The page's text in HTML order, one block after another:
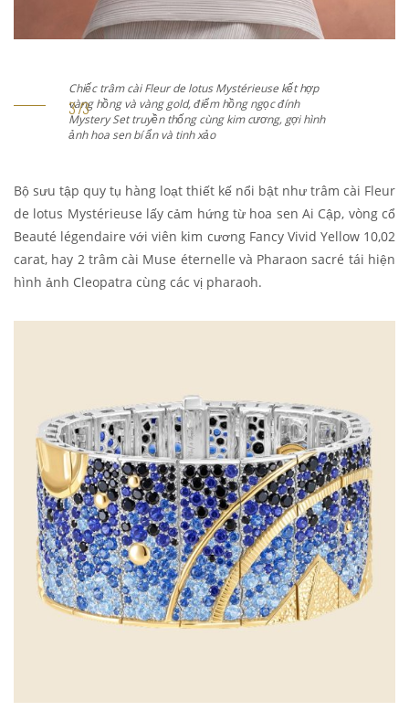
Chiếc trâm cài Fleur de lotus Mystérieuse kết hợp
vàng hồng và vàng gold, điểm hồng ngọc đính
Mystery Set truyền thống cùng kim cương, gợi hình
ảnh hoa sen bí ẩn và tinh xảo
Bộ sưu tập quy tụ hàng loạt thiết kế nổi bật như trâm cài Fleur
de lotus Mystérieuse lấy cảm hứng từ hoa sen Ai Cập, vòng cổ
Beauté légendaire với viên kim cương Fancy Vivid Yellow 10,02
carat, hay 2 trâm cài Muse éternelle và Pharaon sacré tái hiện
hình ảnh Cleopatra cùng các vị pharaoh.